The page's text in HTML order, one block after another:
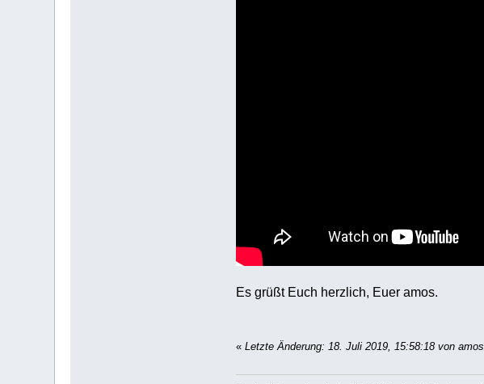
Es grüßt Euch herzlich, Euer amos.
« Letzte Änderung: 18. Juli 2019, 15:58:18 von amos